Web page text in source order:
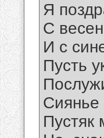
Я
С
И с
Пусть
Сиянье
Пустяк